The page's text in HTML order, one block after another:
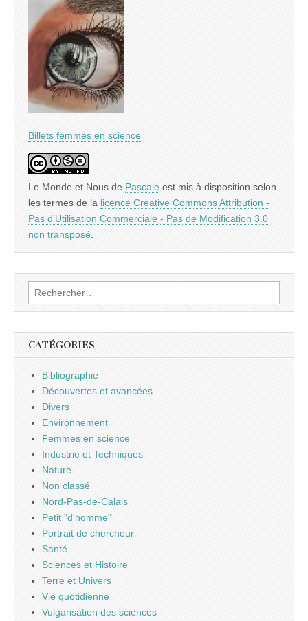
Billets femmes en science
Le Monde et Nous de Pascale est mis à disposition selon
les termes de la licence Creative Commons Attribution -
Pas d’Utilisation Commerciale - Pas de Modification 3.0
non transposé
Rechercher :
CATÉGORIES
Bibliographie
Découvertes et avancées
Divers
Environnement
Femmes en science
Industrie et Techniques
Nature
Non classé
Nord-Pas-de-Calais
Petit "d'homme"
Portrait de chercheur
Santé
Sciences et Histoire
Terre et Univers
Vie quotidienne
Vulgarisation des sciences